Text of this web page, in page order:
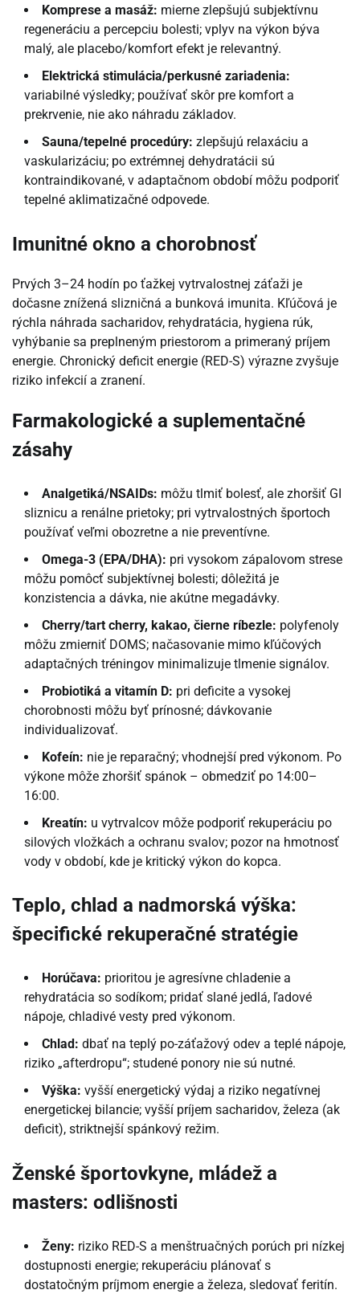
Komprese a masáž: mierne zlepšujú subjektívnu
regeneráciu a percepciu bolesti; vplyv na výkon býva
malý, ale placebo/komfort efekt je relevantný.
Elektrická stimulácia/perkusné zariadenia:
variabilné výsledky; používať skôr pre komfort a
prekrvenie, nie ako náhradu základov.
Sauna/tepelné procedúry: zlepšujú relaxáciu a
vaskularizáciu; po extrémnej dehydratácii sú
kontraindikované, v adaptačnom období môžu podporiť
tepelné aklimatizačné odpovede.
Imunitné okno a chorobnosť
Prvých 3–24 hodín po ťažkej vytrvalostnej záťaži je
dočasne znížená slizničná a bunková imunita. Kľúčová je
rýchla náhrada sacharidov, rehydratácia, hygiena rúk,
vyhýbanie sa preplneným priestorom a primeraný príjem
energie. Chronický deficit energie (RED-S) výrazne zvyšuje
riziko infekcií a zranení.
Farmakologické a suplementačné
zásahy
Analgetiká/NSAIDs: môžu tlmiť bolesť, ale zhoršiť GI
sliznicu a renálne prietoky; pri vytrvalostných športoch
používať veľmi obozretne a nie preventívne.
Omega-3 (EPA/DHA): pri vysokom zápalovom strese
môžu pomôcť subjektívnej bolesti; dôležitá je
konzistencia a dávka, nie akútne megadávky.
Cherry/tart cherry, kakao, čierne ríbezle: polyfenoly
môžu zmierniť DOMS; načasovanie mimo kľúčových
adaptačných tréningov minimalizuje tlmenie signálov.
Probiotiká a vitamín D: pri deficite a vysokej
chorobnosti môžu byť prínosné; dávkovanie
individualizovať.
Kofeín: nie je reparačný; vhodnejší pred výkonom. Po
výkone môže zhoršiť spánok – obmedziť po 14:00–
16:00.
Kreatín: u vytrvalcov môže podporiť rekuperáciu po
silových vložkách a ochranu svalov; pozor na hmotnosť
vody v období, kde je kritický výkon do kopca.
Teplo, chlad a nadmorská výška:
špecifické rekuperačné stratégie
Horúčava: prioritou je agresívne chladenie a
rehydratácia so sodíkom; pridať slané jedlá, ľadové
nápoje, chladivé vesty pred výkonom.
Chlad: dbať na teplý po-záťažový odev a teplé nápoje,
riziko „afterdropu“; studené ponory nie sú nutné.
Výška: vyšší energetický výdaj a riziko negatívnej
energetickej bilancie; vyšší príjem sacharidov, železa (ak
deficit), striktnejší spánkový režim.
Ženské športovkyne, mládež a
masters: odlišnosti
Ženy: riziko RED-S a menštruačných porúch pri nízkej
dostupnosti energie; rekuperáciu plánovať s
dostatočným príjmom energie a železa, sledovať feritín.